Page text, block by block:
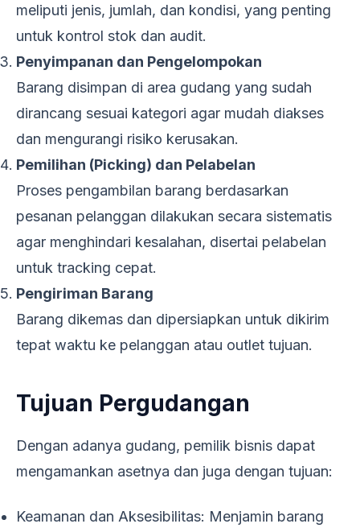
meliputi jenis, jumlah, dan kondisi, yang penting
untuk kontrol stok dan audit.
Penyimpanan dan Pengelompokan
Barang disimpan di area gudang yang sudah
dirancang sesuai kategori agar mudah diakses
dan mengurangi risiko kerusakan.
Pemilihan (Picking) dan Pelabelan
Proses pengambilan barang berdasarkan
pesanan pelanggan dilakukan secara sistematis
agar menghindari kesalahan, disertai pelabelan
untuk tracking cepat.
Pengiriman Barang
Barang dikemas dan dipersiapkan untuk dikirim
tepat waktu ke pelanggan atau outlet tujuan.
Tujuan Pergudangan
Dengan adanya gudang, pemilik bisnis dapat
mengamankan asetnya dan juga dengan tujuan:
Keamanan dan Aksesibilitas: Menjamin barang